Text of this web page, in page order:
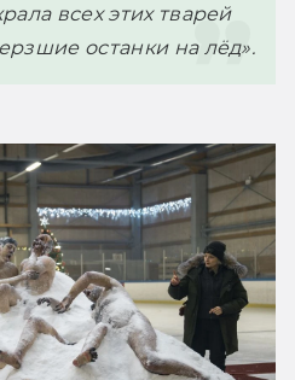
всех этих тварей